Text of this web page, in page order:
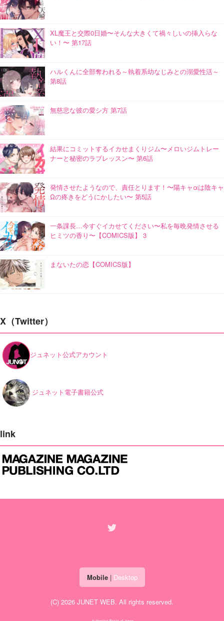
XL魔王と交際0日婚〜そんな大きくて禍々しいの挿入らな
い！〜 第17話
ハルくんに全部奪われる～執着系幼なじみとの溺愛性活～
第8話
無慈悲な彼の愛シ方 第7話
結果にコミットするイカせまくりジム〜メロいジムトレー
ナーと秘密のラブレッスン〜 第6話
発情させたようなので、責任とります！〜陽キャαは陰キャ
Ωの疼きをどうにかしたい〜 第5話
一条課長…今すぐイカせてください〜私を毎晩発情させる
ヒミツの香り〜【COMICS版】 3
まないたの恋【COMICS版】
X（Twitter）
ジュネット公式アカウント
ジュネット電子書籍公式
link
Mobile| Desktop
(C) 2026 JUNET WEB. All rights reserved.